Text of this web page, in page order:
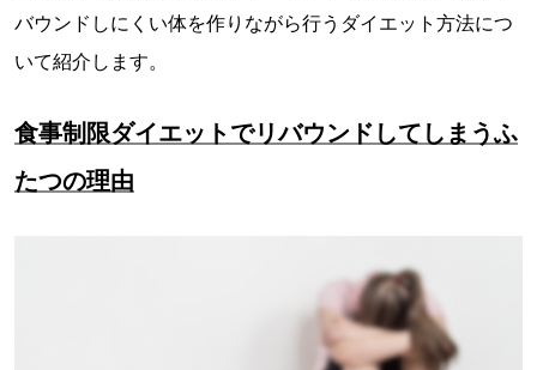
バウンドしにくい体を作りながら行うダイエット方法につ
いて紹介します。
食事制限ダイエットでリバウンドしてしまうふ
たつの理由